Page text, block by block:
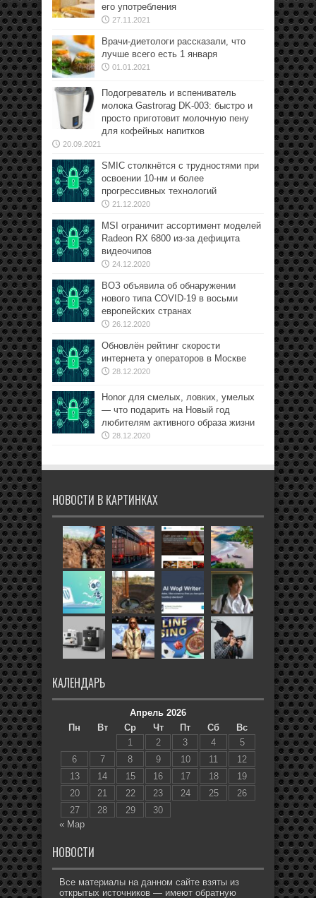
его употребления
27.11.2021
Врачи-диетологи рассказали, что
лучше всего есть 1 января
01.01.2021
Подогреватель и вспениватель
молока Gastrorag DK-003: быстро и
просто приготовит молочную пену
для кофейных напитков
20.09.2021
SMIC столкнётся с трудностями при
освоении 10-нм и более
прогрессивных технологий
21.12.2020
MSI ограничит ассортимент моделей
Radeon RX 6800 из-за дефицита
видеочипов
24.12.2020
ВОЗ объявила об обнаружении
нового типа COVID-19 в восьми
европейских странах
26.12.2020
Обновлён рейтинг скорости
интернета у операторов в Москве
28.12.2020
Honor для смелых, ловких, умелых
— что подарить на Новый год
любителям активного образа жизни
28.12.2020
НОВОСТИ В КАРТИНКАХ
КАЛЕНДАРЬ
Апрель 2026
Пн
Вт Ср Чт Пт Сб
Вс
1
2 3 4
5
6
7 8 9 10 11
12
13
14 15 16 17 18
19
20
21 22 23 24 25
26
27
28 29
30
« Мар
НОВОСТИ
Все материалы на данном сайте взяты из
открытых источников — имеют обратную